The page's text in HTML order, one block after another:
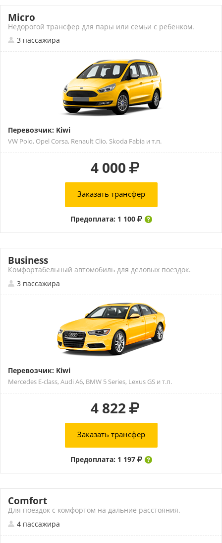
Micro
Недорогой трансфер для пары или семьи с ребенком.
3 пассажира
Перевозчик: Kiwi
VW Polo, Opel Corsa, Renault Clio, Skoda Fabia и т.п.
4 000
Заказать трансфер
Предоплата: 1 100
Business
Комфортабельный автомобиль для деловых поездок.
3 пассажира
Перевозчик: Kiwi
Mercedes E-class, Audi A6, BMW 5 Series, Lexus GS и т.п.
4 822
Заказать трансфер
Предоплата: 1 197
Comfort
Для поездок с комфортом на дальние расстояния.
4 пассажира